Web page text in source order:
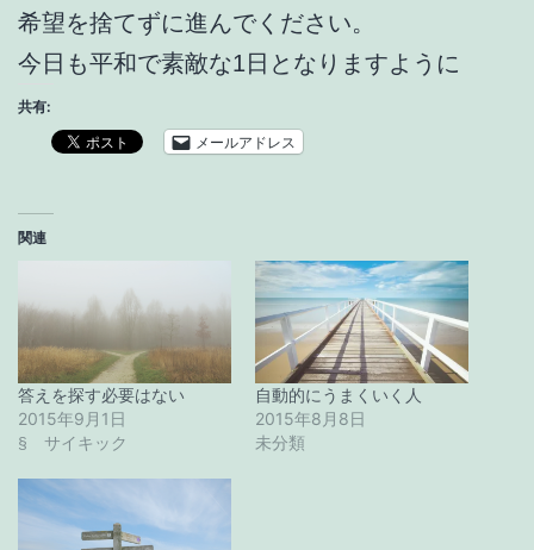
希望を捨てずに進んでください。
今日も平和で素敵な1日となりますように
共有:
メールアドレス
関連
答えを探す必要はない
2015年9月1日
§ サイキック
自動的にうまくいく人
2015年8月8日
未分類